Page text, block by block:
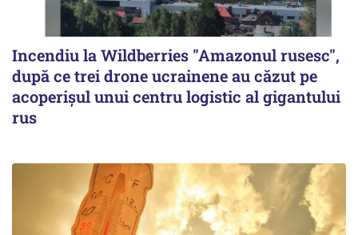
Incendiu la Wildberries "Amazonul rusesc",
după ce trei drone ucrainene au căzut pe
acoperişul unui centru logistic al gigantului
rus